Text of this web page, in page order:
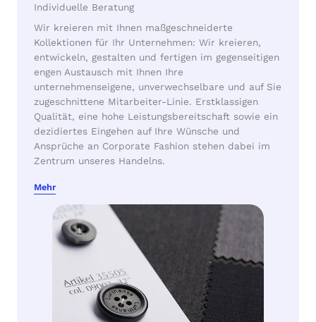
Individuelle Beratung
Wir kreieren mit Ihnen maßgeschneiderte
Kollektionen für Ihr Unternehmen: Wir kreieren,
entwickeln, gestalten und fertigen im gegenseitigen
engen Austausch mit Ihnen Ihre
unternehmenseigene, unverwechselbare und auf Sie
zugeschnittene Mitarbeiter-Linie. Erstklassigen
Qualität, eine hohe Leistungsbereitschaft sowie ein
dezidiertes Eingehen auf Ihre Wünsche und
Ansprüche an Corporate Fashion stehen dabei im
Zentrum unseres Handelns.
Mehr